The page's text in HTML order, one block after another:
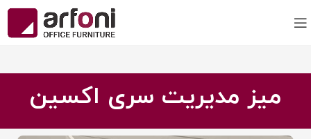
میز مدیریت سری اکسین